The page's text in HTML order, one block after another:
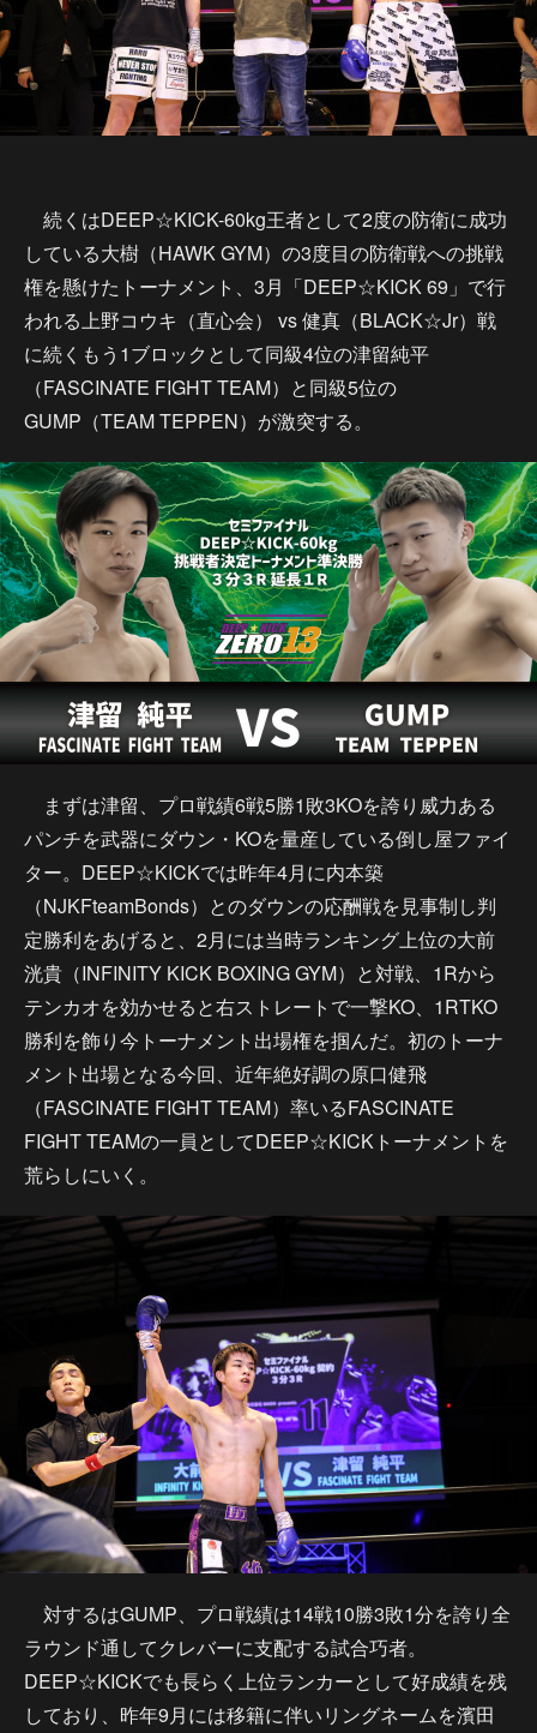
続くはDEEP☆KICK-60kg王者として2度の防衛に成功
している大樹（HAWK GYM）の3度目の防衛戦への挑戦
権を懸けたトーナメント、3月「DEEP☆KICK 69」で行
われる上野コウキ（直心会） vs 健真（BLACK☆Jr）戦
に続くもう1ブロックとして同級4位の津留純平
（FASCINATE FIGHT TEAM）と同級5位の
GUMP（TEAM TEPPEN）が激突する。
まずは津留、プロ戦績6戦5勝1敗3KOを誇り威力ある
パンチを武器にダウン・KOを量産している倒し屋ファイ
ター。DEEP☆KICKでは昨年4月に内本築
（NJKFteamBonds）とのダウンの応酬戦を見事制し判
定勝利をあげると、2月には当時ランキング上位の大前
洸貴（INFINITY KICK BOXING GYM）と対戦、1Rから
テンカオを効かせると右ストレートで一撃KO、1RTKO
勝利を飾り今トーナメント出場権を掴んだ。初のトーナ
メント出場となる今回、近年絶好調の原口健飛
（FASCINATE FIGHT TEAM）率いるFASCINATE
FIGHT TEAMの一員としてDEEP☆KICKトーナメントを
荒らしにいく。
対するはGUMP、プロ戦績は14戦10勝3敗1分を誇り全
ラウンド通してクレバーに支配する試合巧者。
DEEP☆KICKでも長らく上位ランカーとして好成績を残
しており、昨年9月には移籍に伴いリングネームを濱田